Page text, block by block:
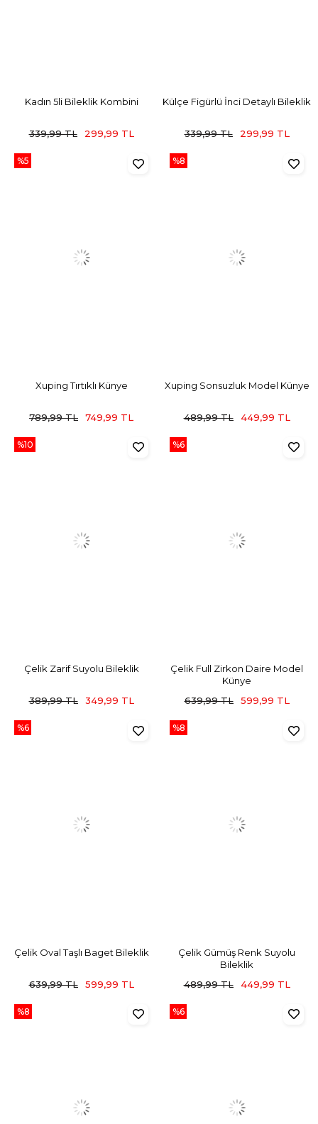
Kadın 5li Bileklik Kombini
339,99 TL 299,99 TL
Külçe Figürlü İnci Detaylı Bileklik
339,99 TL 299,99 TL
Xuping Tırtıklı Künye
789,99 TL 749,99 TL
%5
Xuping Sonsuzluk Model Künye
489,99 TL 449,99 TL
%8
Çelik Zarif Suyolu Bileklik
389,99 TL 349,99 TL
%10
Çelik Full Zirkon Daire Model
Künye
639,99 TL
599,99 TL
%6
Çelik Oval Taşlı Baget Bileklik
639,99 TL 599,99 TL
%6
Çelik Gümüş Renk Suyolu
Bileklik
489,99 TL
449,99 TL
%8
%8 %6